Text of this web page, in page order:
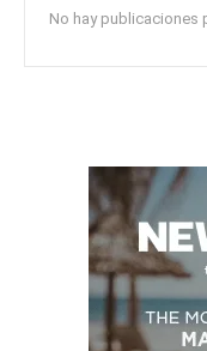
No hay publicaciones